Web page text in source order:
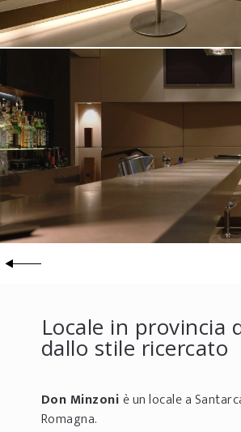
Locale in provincia
dallo stile ricercato
Don Minzoniè un locale a
Romagna.